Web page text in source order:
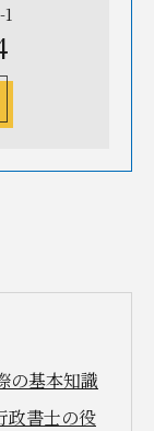
の基本知識
政書士の役